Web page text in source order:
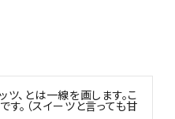
、とは一線を画します。こ
。（スイーツと言っても甘